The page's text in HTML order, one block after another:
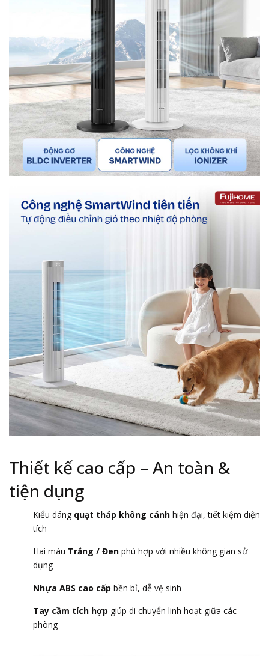
Thiết kế cao cấp – An toàn &
tiện dụng
Kiểu dáng quạt tháp không cánh hiện đại, tiết kiệm diện
tích
Hai màu Trắng / Đen phù hợp với nhiều không gian sử
dụng
Nhựa ABS cao cấp bền bỉ, dễ vệ sinh
Tay cầm tích hợp giúp di chuyển linh hoạt giữa các
phòng